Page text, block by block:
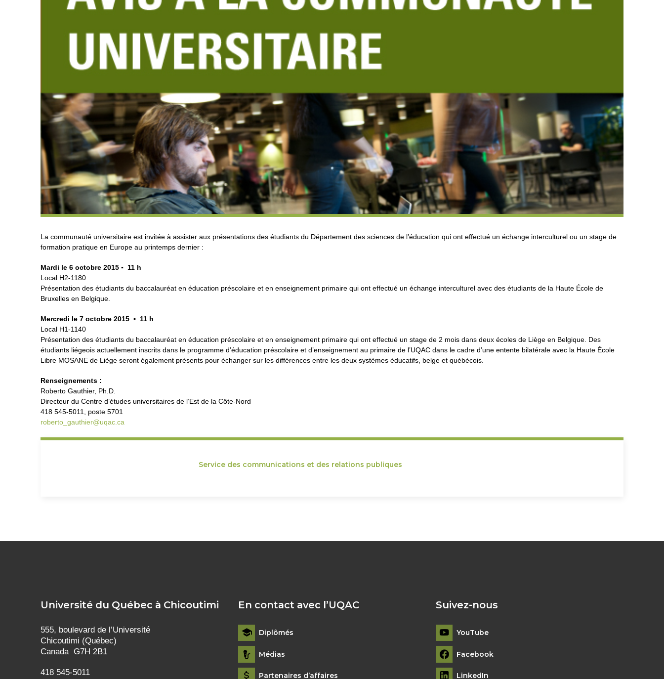
La communauté universitaire est invitée à assister aux présentations des étudiants du Département des sciences de l’éducation qui ont effectué un échange interculturel ou un stage de
formation pratique en Europe au printemps dernier :
Mardi le 6 octobre 2015 ▪ 11 h
Local H2-1180
Présentation des étudiants du baccalauréat en éducation préscolaire et en enseignement primaire qui ont effectué un échange interculturel avec des étudiants de la Haute École de
Bruxelles en Belgique.
Mercredi le 7 octobre 2015 ▪ 11 h
Local H1-1140
Présentation des étudiants du baccalauréat en éducation préscolaire et en enseignement primaire qui ont effectué un stage de 2 mois dans deux écoles de Liège en Belgique. Des
étudiants liégeois actuellement inscrits dans le programme d’éducation préscolaire et d’enseignement au primaire de l’UQAC dans le cadre d’une entente bilatérale avec la Haute École
Libre MOSANE de Liège seront également présents pour échanger sur les différences entre les deux systèmes éducatifs, belge et québécois.
Renseignements :
Roberto Gauthier, Ph.D.
Directeur du Centre d’études universitaires de l’Est de la Côte-Nord
418 545-5011, poste 5701
roberto_gauthier@uqac.ca
Service des communications et des relations publiques
Université du Québec à Chicoutimi
555, boulevard de l’Université
Chicoutimi (Québec)
Canada G7H 2B1
418 545-5011
En contact avec l’UQAC
Diplômés
Médias
Partenaires d’affaires
Suivez-nous
YouTube
Facebook
LinkedIn